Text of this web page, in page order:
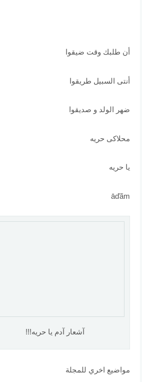
أن طلبك وقت ضيقوا
أنتى السبيل طريقوا
ضهر الولد و صديقوا
محلاكى حريه
يا حريه
āďãm
آشعار آدم يا حريه!!!
مواضيع اخري للمجلة